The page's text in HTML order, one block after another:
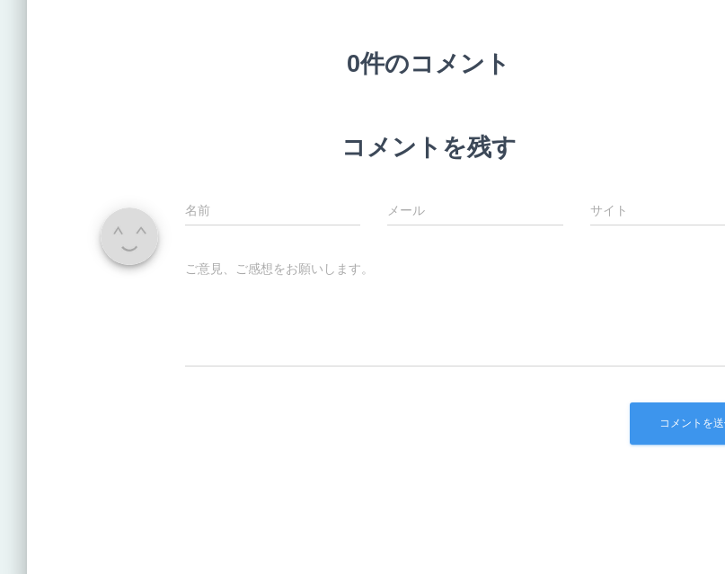
0件のコメント
コメントを残す
名前 メール サイト
ご意見、ご感想をお願いします。